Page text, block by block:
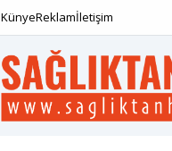
KünyeReklamİletişim